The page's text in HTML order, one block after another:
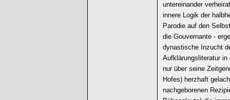
untereinander
innere Logik der
Parodie auf den
die Gouvernante -
dynastische Inzucht
Aufklärungsliteratur
nur über seine
Hofes) herzhaft
nachgeborenen